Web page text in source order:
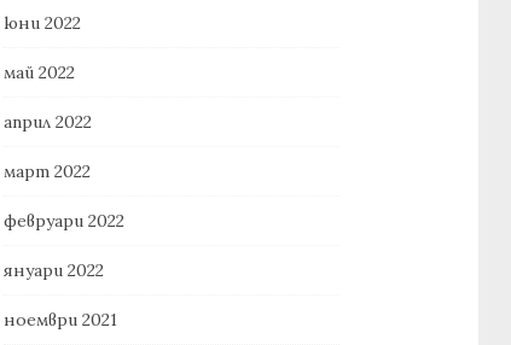
юни 2022
май 2022
април 2022
март 2022
февруари 2022
януари 2022
ноември 2021